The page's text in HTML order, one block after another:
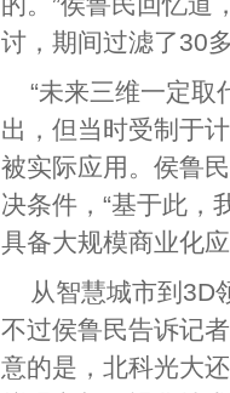
讨，期间过滤了30
“未来三维一定取
出，但当时受制于
被实际应用。侯鲁
决条件，“基于此，
具备大规模商业化
从智慧城市到3D
不过侯鲁民告诉记
意的是，北科光大